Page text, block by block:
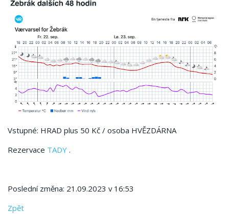
Vstupné: HRAD plus 50 Kč / osoba HVĚZDÁRNA
Rezervace TADY .
Poslední změna: 21.09.2023 v 16:53
Zpět